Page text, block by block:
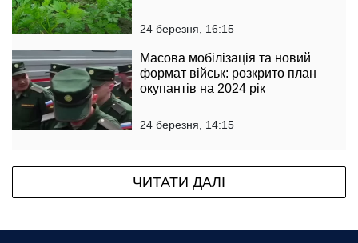
24 березня, 16:15
Масова мобілізація та новий
формат військ: розкрито план
окупантів на 2024 рік
24 березня, 14:15
ЧИТАТИ ДАЛІ